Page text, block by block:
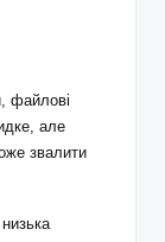
файлові
але
звалити